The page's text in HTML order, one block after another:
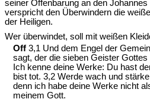
seiner Offenbarung an den
verspricht den Überwindern die
der Heiligen.
Wer überwindet, soll mit weißen
Off 3,1 Und dem Engel der
sagt, der die sieben Geister
Ich kenne deine Werke: Du hast
bist tot. 3,2 Werde wach und
denn ich habe deine Werke nicht
meinem Gott.